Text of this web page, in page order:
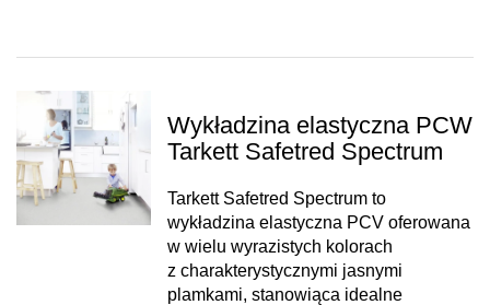
Wykładzina elastyczna PCW
Tarkett Safetred Spectrum
Tarkett Safetred Spectrum to
wykładzina elastyczna PCV oferowana
w wielu wyrazistych kolorach
z charakterystycznymi jasnymi
plamkami, stanowiąca idealne